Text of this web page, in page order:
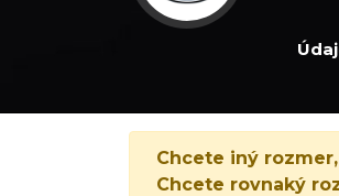
ACURA 3.2 TL, 3.2
Chcete iný
Chcete rovnaký